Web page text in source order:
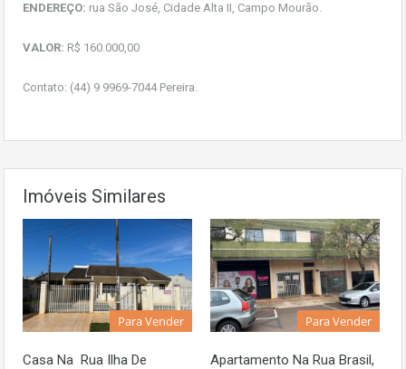
ENDEREÇO: rua São José, Cidade Alta II, Campo Mourão.
VALOR: R$ 160.000,00
Contato: (44) 9 9969-7044 Pereira.
Imóveis Similares
Para Vender
Casa Na Rua Ilha De
Para Vender
Apartamento Na Rua Brasil,